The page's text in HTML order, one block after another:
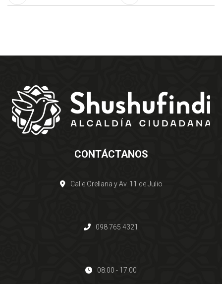
CONTÁCTANOS
Calle Orellana y Av. 11 de Julio
098 765 4321
08:00 - 17:00